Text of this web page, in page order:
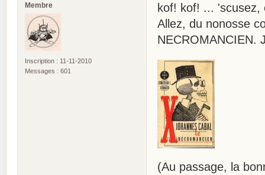
Membre
Inscription : 11-11-2010
Messages : 601
kof! kof! ... 'scusez,
Allez, du nonosse
NECROMANCIEN.
(Au passage, la